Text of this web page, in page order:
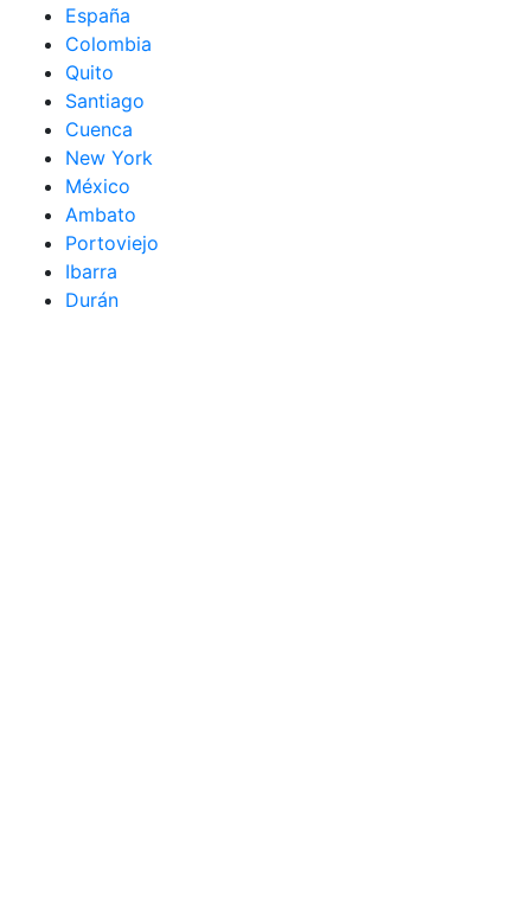
España
Colombia
Quito
Santiago
Cuenca
New York
México
Ambato
Portoviejo
Ibarra
Durán